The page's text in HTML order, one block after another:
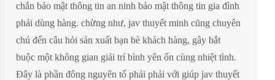
chắn bảo mật thông tin an ninh bảo mật thông tin gia đình
phải dùng hàng. chừng như, jav thuyết minh cũng chuyên
chú đến câu hỏi sản xuất bạn bè khách hàng, gây bắt
buộc một không gian giải trí bình yên ổn cùng nhiệt tình.
Đây là phần đông nguyên tố phải phải với giúp jav thuyết